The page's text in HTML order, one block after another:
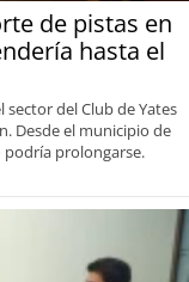
de pistas en
hasta el
del Club de Yates
Desde el municipio de
prolongarse.